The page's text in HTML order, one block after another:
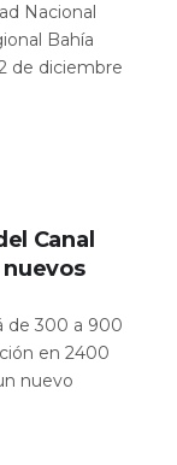
Nacional
Bahía
de diciembre
Canal
de 300 a 900
en 2400
nuevo